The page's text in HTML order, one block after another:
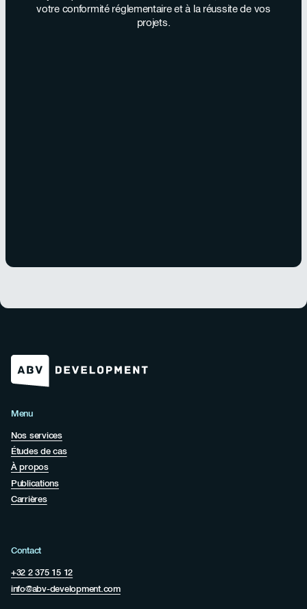
votre conformité réglementaire et à la réussite de vos
projets.
Menu
Nos services
Études de cas
À propos
Publications
Carrières
Contact
+32 2 375 15 12
info@abv-development.com